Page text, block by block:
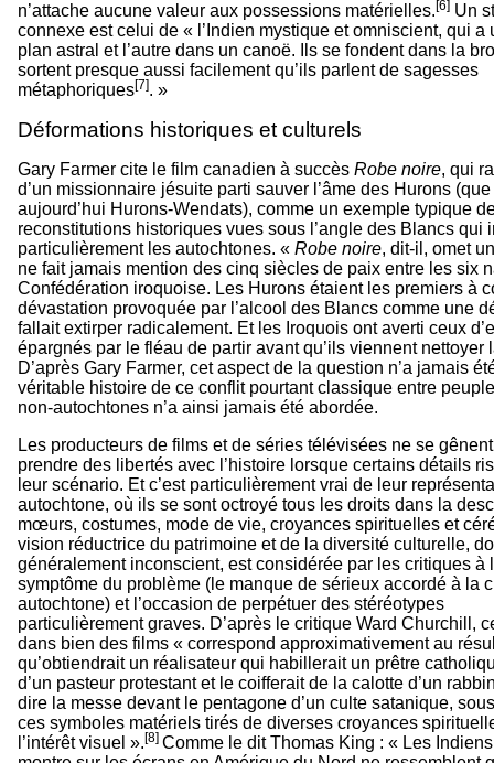
n’attache aucune valeur aux possessions matérielles.[6] Un
connexe est celui de « l’Indien mystique et omniscient, qui a
plan astral et l’autre dans un canoë. Ils se fondent dans la
sortent presque aussi facilement qu’ils parlent de sagesses
métaphoriques[7]. »
Déformations historiques et culturels
Gary Farmer cite le film canadien à succès Robe noire, qui
d’un missionnaire jésuite parti sauver l’âme des Hurons
aujourd’hui Hurons-Wendats), comme un exemple typique
reconstitutions historiques vues sous l’angle des Blancs qui
particulièrement les autochtones. « Robe noire, dit-il, omet
ne fait jamais mention des cinq siècles de paix entre les six
Confédération iroquoise. Les Hurons étaient les premiers à
dévastation provoquée par l’alcool des Blancs comme une
fallait extirper radicalement. Et les Iroquois ont averti ceux
épargnés par le fléau de partir avant qu’ils viennent nettoyer
D’après Gary Farmer, cet aspect de la question n’a jamais
véritable histoire de ce conflit pourtant classique entre
non-autochtones n’a ainsi jamais été abordée.
Les producteurs de films et de séries télévisées ne se
prendre des libertés avec l’histoire lorsque certains détails
leur scénario. Et c’est particulièrement vrai de leur
autochtone, où ils se sont octroyé tous les droits dans la
mœurs, costumes, mode de vie, croyances spirituelles et
vision réductrice du patrimoine et de la diversité culturelle,
généralement inconscient, est considérée par les critiques à
symptôme du problème (le manque de sérieux accordé à la
autochtone) et l’occasion de perpétuer des stéréotypes
particulièrement graves. D’après le critique Ward Churchill,
dans bien des films « correspond approximativement au
qu’obtiendrait un réalisateur qui habillerait un prêtre
d’un pasteur protestant et le coifferait de la calotte d’un
dire la messe devant le pentagone d’un culte satanique,
ces symboles matériels tirés de diverses croyances
l’intérêt visuel ».[8] Comme le dit Thomas King : « Les